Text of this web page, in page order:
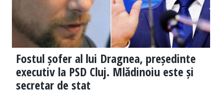
Fostul șofer al lui Dragnea, președinte
executiv la PSD Cluj. Mlădinoiu este și
secretar de stat